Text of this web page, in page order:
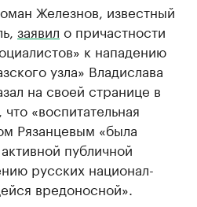
Железнов, известный
заявил о причастности
к нападению
узла» Владислава
на своей странице в
«воспитательная
Рязанцевым «была
публичной
русских национал-
вредоносной».